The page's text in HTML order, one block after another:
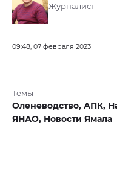
Журналист
09:48, 07 февраля 2023
Темы
Оленеводство, АПК,
ЯНАО, Новости Ямала